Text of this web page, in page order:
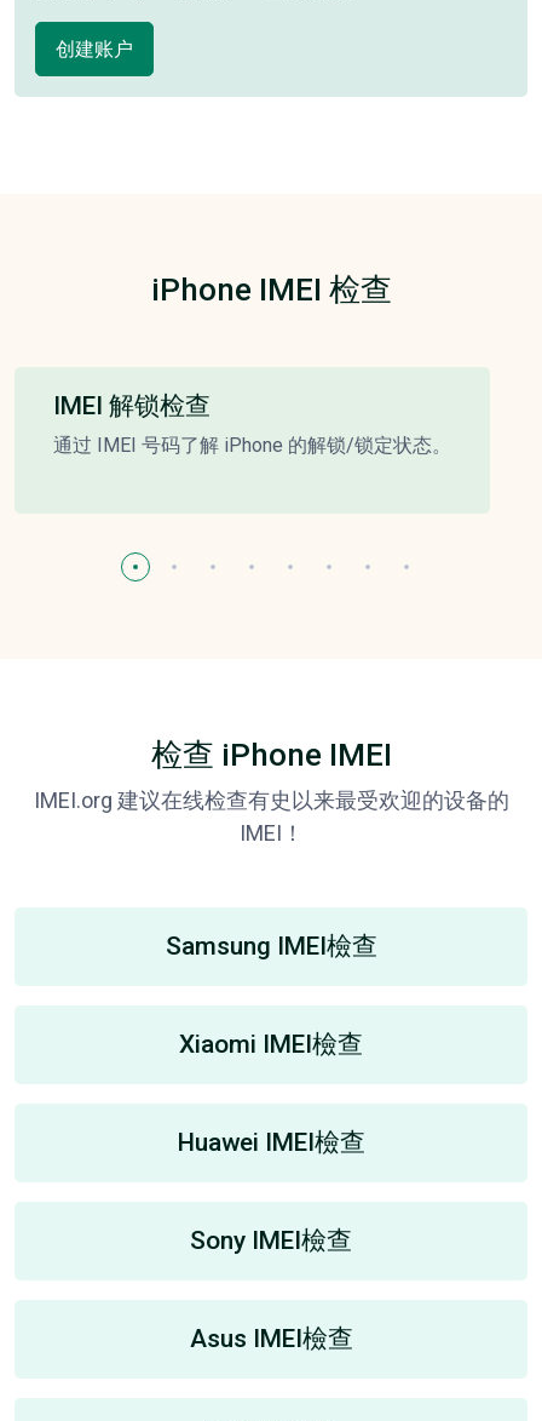
创建账户
iPhone IMEI 检查
IMEI 解锁检查
通过 IMEI 号码了解 iPhone 的解锁/锁定状态。
检查 iPhone IMEI
IMEI.org 建议在线检查有史以来最受欢迎的设备的
IMEI！
Samsung IMEI檢查
Xiaomi IMEI檢查
Huawei IMEI檢查
Sony IMEI檢查
Asus IMEI檢查